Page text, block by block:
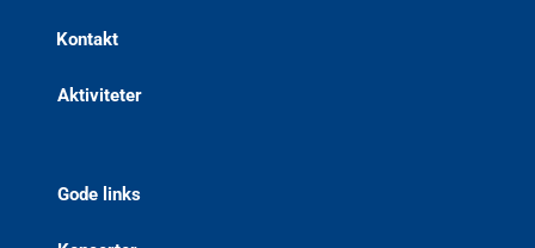
Kontakt
Aktiviteter
Gode links